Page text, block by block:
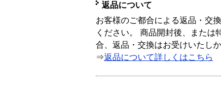
返品について
お客様のご都合による返品・交
ください。 商品開封後、または
合、返品・交換はお受けいたし
⇒返品について詳しくはこちら